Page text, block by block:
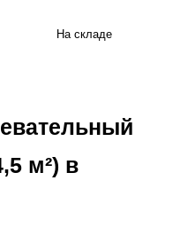
На складе
м²) в